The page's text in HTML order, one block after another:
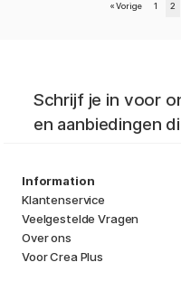
« Vorige 1 2
Schrijf je in voor
en aanbiedingen
Information
Klantenservice
Veelgestelde Vragen
Over ons
Voor Crea Plus